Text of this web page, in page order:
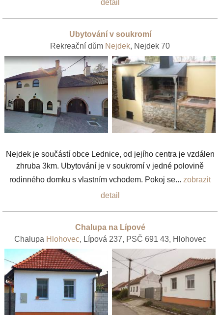
detail
Ubytování v soukromí
Rekreační dům Nejdek, Nejdek 70
Nejdek je součástí obce Lednice, od jejího centra je vzdálen
zhruba 3km. Ubytování je v soukromí v jedné polovině
rodinného domku s vlastním vchodem. Pokoj se... zobrazit
detail
Chalupa na Lípové
Chalupa Hlohovec, Lípová 237, PSČ 691 43, Hlohovec